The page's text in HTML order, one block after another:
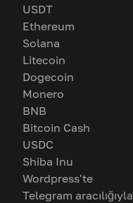
USDT
Ethereum
Solana
Litecoin
Dogecoin
Monero
BNB
Bitcoin Cash
USDC
Shiba Inu
Wordpress'te
Telegram aracılığıyla